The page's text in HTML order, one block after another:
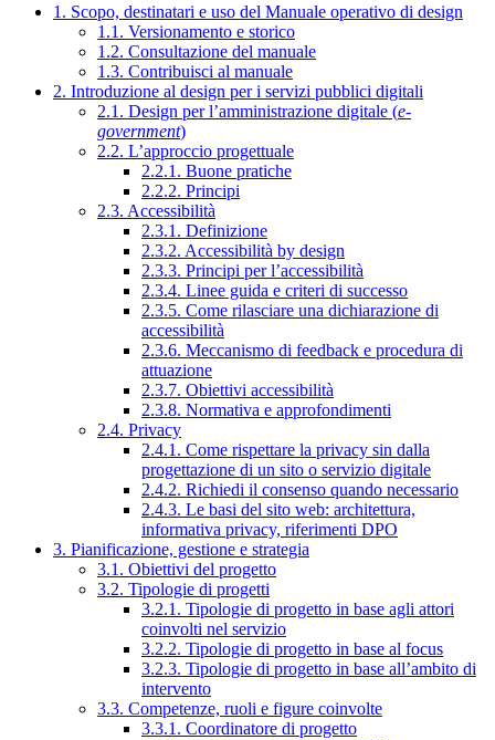
1. Scopo, destinatari e uso del Manuale operativo di design
1.1. Versionamento e storico
1.2. Consultazione del manuale
1.3. Contribuisci al manuale
2. Introduzione al design per i servizi pubblici digitali
2.1. Design per l’amministrazione digitale (e-
government)
2.2. L’approccio progettuale
2.2.1. Buone pratiche
2.2.2. Principi
2.3. Accessibilità
2.3.1. Definizione
2.3.2. Accessibilità by design
2.3.3. Principi per l’accessibilità
2.3.4. Linee guida e criteri di successo
2.3.5. Come rilasciare una dichiarazione di
accessibilità
2.3.6. Meccanismo di feedback e procedura di
attuazione
2.3.7. Obiettivi accessibilità
2.3.8. Normativa e approfondimenti
2.4. Privacy
2.4.1. Come rispettare la privacy sin dalla
progettazione di un sito o servizio digitale
2.4.2. Richiedi il consenso quando necessario
2.4.3. Le basi del sito web: architettura,
informativa privacy, riferimenti DPO
3. Pianificazione, gestione e strategia
3.1. Obiettivi del progetto
3.2. Tipologie di progetti
3.2.1. Tipologie di progetto in base agli attori
coinvolti nel servizio
3.2.2. Tipologie di progetto in base al focus
3.2.3. Tipologie di progetto in base all’ambito di
intervento
3.3. Competenze, ruoli e figure coinvolte
3.3.1. Coordinatore di progetto